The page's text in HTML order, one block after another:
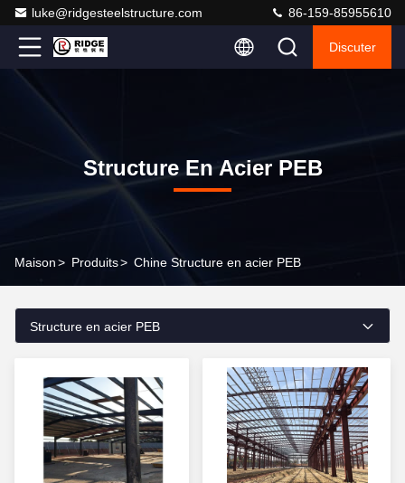
luke@ridgesteelstructure.com 86-159-85955610
Discuter
Structure En Acier PEB
Maison> Produits> Chine Structure en acier PEB
Structure en acier PEB